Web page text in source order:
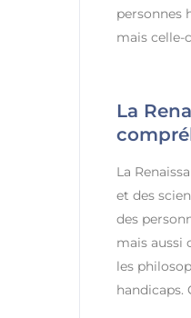
personnes
mais celle-
La
La
et des
des
mais aussi
les
handicaps.